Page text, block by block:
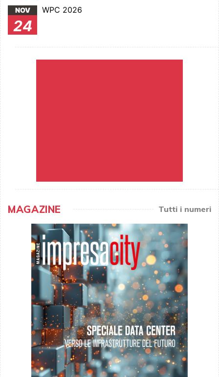
NOV
24
WPC 2026
MAGAZINE Tutti i numeri